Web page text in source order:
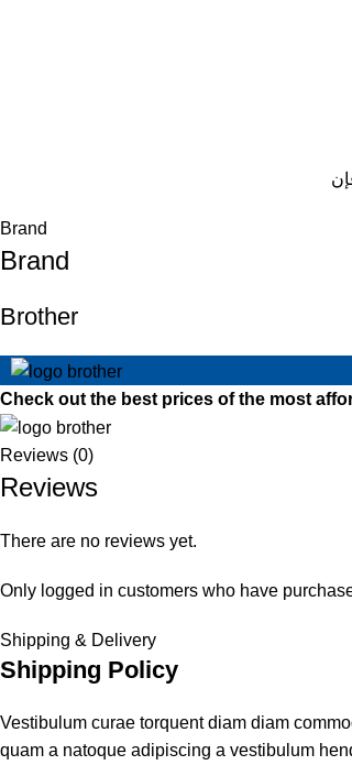
Brand
Brand
Brother
Check out the best prices of the most
Reviews (0)
Reviews
There are no reviews yet.
Only logged in customers who have
Shipping & Delivery
Shipping Policy
Vestibulum curae torquent diam diam
quam a natoque adipiscing a vestibulum